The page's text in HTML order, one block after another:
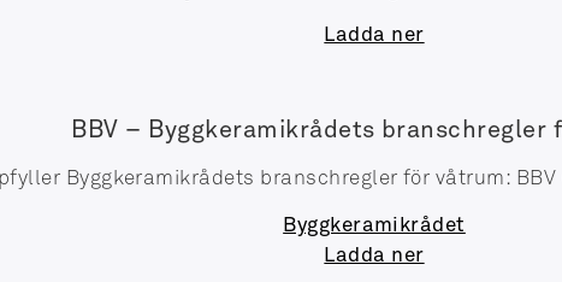
Ladda ner
BBV – Byggkeramikrådets branschregler
Byggkeramikrådets branschregler för våtrum: BBV
Byggkeramikrådet
Ladda ner